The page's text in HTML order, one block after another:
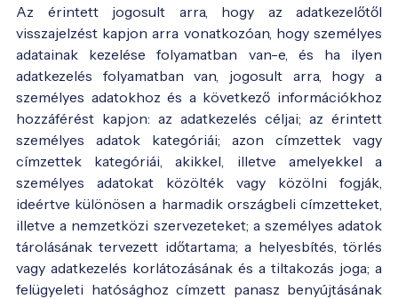
Az érintett jogosult arra, hogy az adatkezelőtől
visszajelzést kapjon arra vonatkozóan, hogy személyes
adatainak kezelése folyamatban van-e, és ha ilyen
adatkezelés folyamatban van, jogosult arra, hogy a
személyes adatokhoz és a következő információkhoz
hozzáférést kapjon: az adatkezelés céljai; az érintett
személyes adatok kategóriái; azon címzettek vagy
címzettek kategóriái, akikkel, illetve amelyekkel a
személyes adatokat közölték vagy közölni fogják,
ideértve különösen a harmadik országbeli címzetteket,
illetve a nemzetközi szervezeteket; a személyes adatok
tárolásának tervezett időtartama; a helyesbítés, törlés
vagy adatkezelés korlátozásának és a tiltakozás joga; a
felügyeleti hatósághoz címzett panasz benyújtásának